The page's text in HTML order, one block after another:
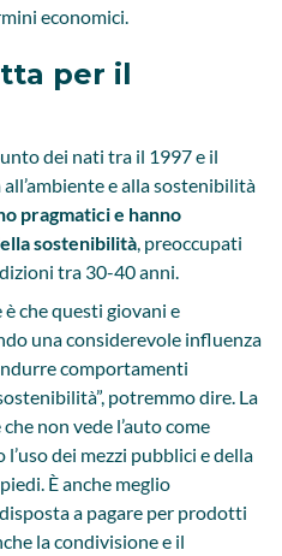
economici.
per il
dei nati tra il 1997 e il
e alla sostenibilità
pragmatici e hanno
sostenibilità, preoccupati
tra 30-40 anni.
che questi giovani e
una considerevole influenza
comportamenti
potremmo dire. La
non vede l’auto come
dei mezzi pubblici e della
È anche meglio
a pagare per prodotti
la condivisione e il